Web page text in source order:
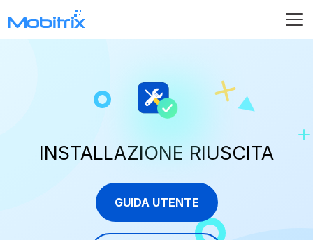
INSTALLAZIONE RIUSCITA
GUIDA UTENTE